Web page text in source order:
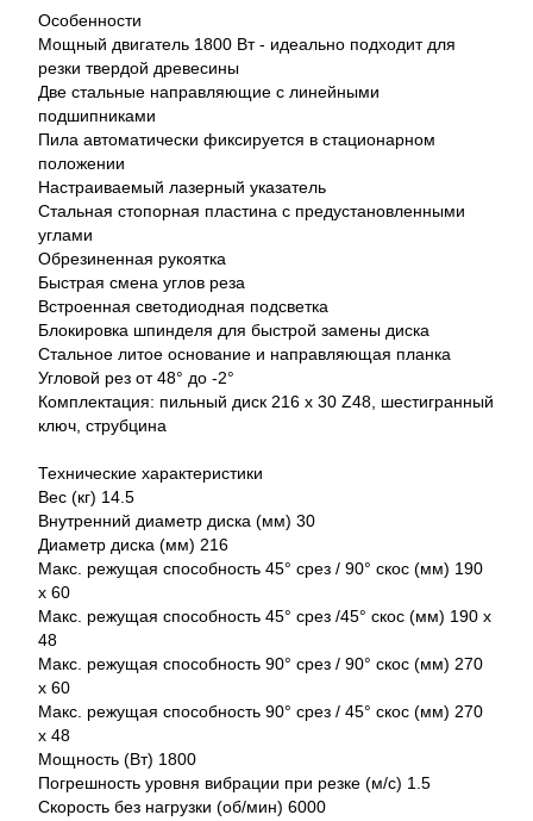
Особенности
Мощный двигатель 1800 Вт - идеально подходит для
резки твердой древесины
Две стальные направляющие с линейными
подшипниками
Пила автоматически фиксируется в стационарном
положении
Настраиваемый лазерный указатель
Стальная стопорная пластина с предустановленными
углами
Обрезиненная рукоятка
Быстрая смена углов реза
Встроенная светодиодная подсветка
Блокировка шпинделя для быстрой замены диска
Стальное литое основание и направляющая планка
Угловой рез от 48° до -2°
Комплектация: пильный диск 216 х 30 Z48, шестигранный
ключ, струбцина
Технические характеристики
Вес (кг) 14.5
Внутренний диаметр диска (мм) 30
Диаметр диска (мм) 216
Макс. режущая способность 45° cpeз / 90° скос (мм) 190
x 60
Макс. режущая способность 45° cpeз /45° скос (мм) 190 x
48
Макс. режущая способность 90° cpeз / 90° cкос (мм) 270
x 60
Макс. режущая способность 90° cpез / 45° скос (мм) 270
x 48
Мощность (Вт) 1800
Погрешность уровня вибрации при резке (м/с) 1.5
Скорость без нагрузки (об/мин) 6000